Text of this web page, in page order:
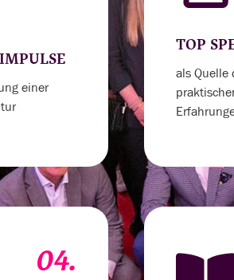
einer
TOP
als Quelle
04.